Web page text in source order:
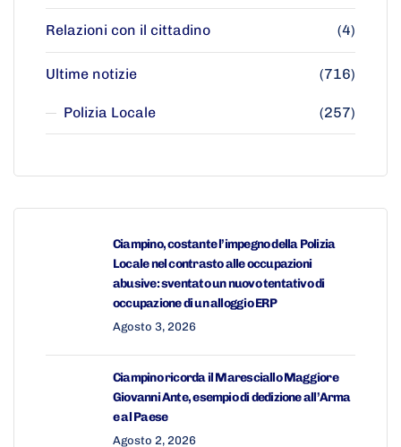
Relazioni con il cittadino (4)
Ultime notizie (716)
Polizia Locale (257)
Ciampino, costante l’impegno della Polizia
Locale nel contrasto alle occupazioni
abusive: sventato un nuovo tentativo di
occupazione di un alloggio ERP
Agosto 3, 2026
Ciampino ricorda il Maresciallo Maggiore
Giovanni Ante, esempio di dedizione all’Arma
e al Paese
Agosto 2, 2026